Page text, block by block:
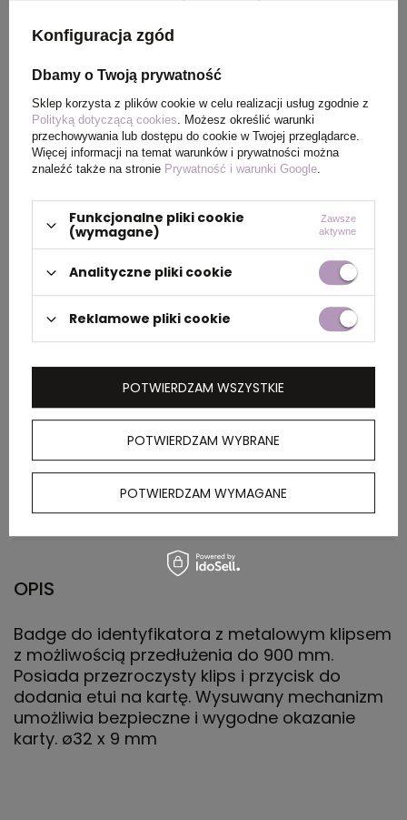
Kraj
pochodzenia
Rozmiar ø32 x 9 mm
PAKOWANIE
Wymiary
kartonu
zewnętrznego
(m)
0.495x0.300x0.260
Ilość szt. w
wewnętrznym
50
Waga
kartonu
zewnętrznego
(kg)
14.400
OPIS
Badge do identyfikatora z metalowym klipsem
z możliwością przedłużenia do 900 mm.
Posiada przezroczysty klips i przycisk do
dodania etui na kartę. Wysuwany mechanizm
umożliwia bezpieczne i wygodne okazanie
karty. ø32 x 9 mm
Konfiguracja zgód
Dbamy o Twoją prywatność
Sklep korzysta z plików cookie w celu realizacji usług zgodnie z
Polityką dotyczącą cookies. Możesz określić warunki
przechowywania lub dostępu do cookie w Twojej przeglądarce.
Więcej informacji na temat warunków i prywatności można
znaleźć także na stronie Prywatność i warunki Google.
Funkcjonalne pliki cookie
(wymagane)
Zawsze
aktywne
Analityczne pliki cookie
Reklamowe pliki cookie
POTWIERDZAM WYBRANE
POTWIERDZAM WYMAGANE
POTWIERDZAM WSZYSTKIE